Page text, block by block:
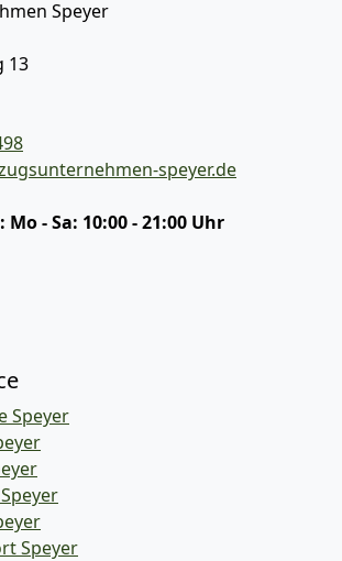
Speyer
13
speyer.de
Mo - Sa: 10:00 - 21:00 Uhr
Speyer
Speyer